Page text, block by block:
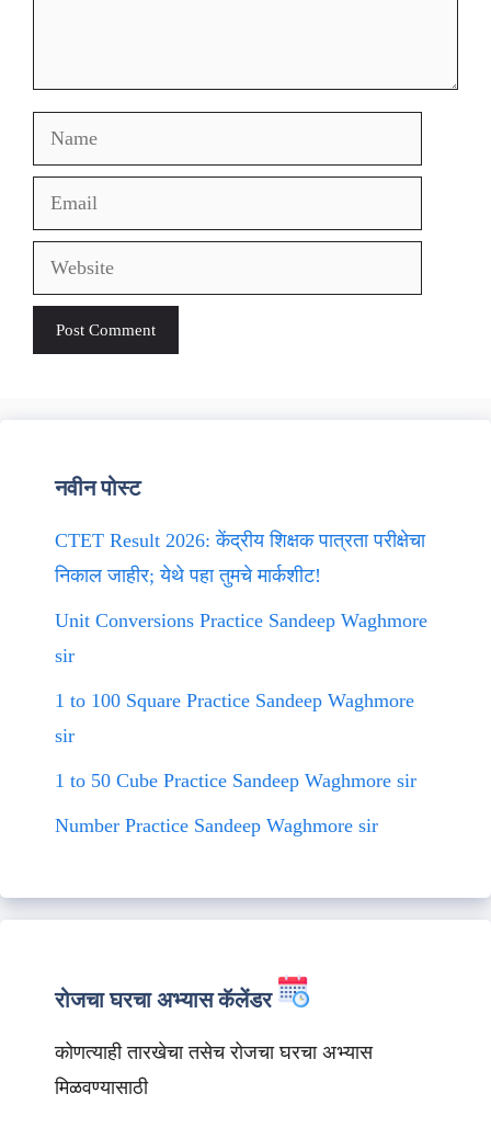
Name
Email
Website
नवीन पोस्ट
CTET Result 2026: केंद्रीय शिक्षक पात्रता परीक्षेचा
निकाल जाहीर; येथे पहा तुमचे मार्कशीट!
Unit Conversions Practice Sandeep Waghmore
sir
1 to 100 Square Practice Sandeep Waghmore
sir
1 to 50 Cube Practice Sandeep Waghmore sir
Number Practice Sandeep Waghmore sir
रोजचा घरचा अभ्यास कॅलेंडर
कोणत्याही तारखेचा तसेच रोजचा घरचा अभ्यास
मिळवण्यासाठी